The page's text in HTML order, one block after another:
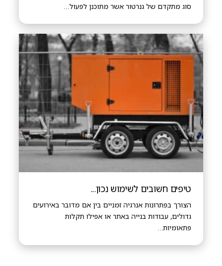
סוג מתקדם של גנרטור אשר מתוכנן לפעול…
טיפים חשובים לשימוש נכון...
הצורך בפתרונות אנרגיה זמניים בין אם מדובר באירועים
גדולים, עבודות בנייה באתר או אפילו תקלות
פתאומיות…